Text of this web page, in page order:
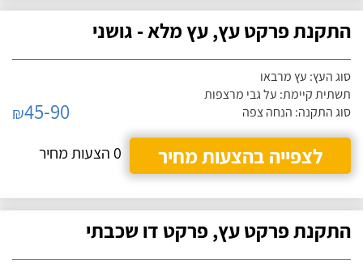
התקנת פרקט עץ, עץ מלא - גושני
סוג העץ: עץ מרבאו
תשתית קיימת: על גבי מרצפות
סוג התקנה: הנחה צפה
₪45-90
לצפייה בהצעות מחיר
0 הצעות מחיר
התקנת פרקט עץ, פרקט דו שכבתי